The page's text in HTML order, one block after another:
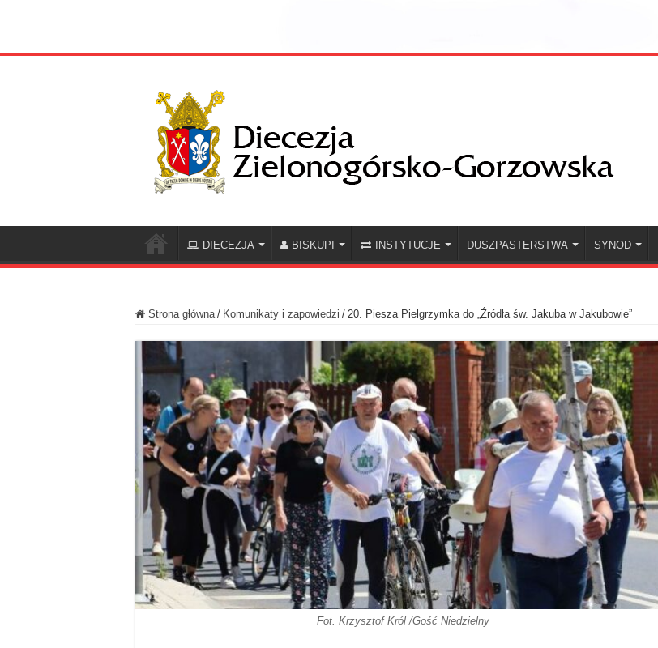
DIECEZJA BISKUPI INSTYTUCJE DUSZPASTERSTWA SYNOD
Strona główna / Komunikaty i zapowiedzi / 20. Piesza Pielgrzymka do „Źródła św. Jakuba w Jakubowie”
Fot. Krzysztof Król /Gość Niedzielny